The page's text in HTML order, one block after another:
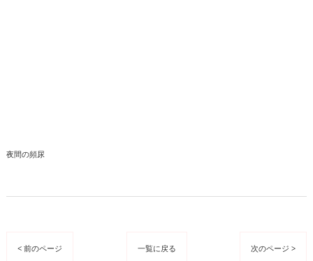
夜間の頻尿
< 前のページ 一覧に戻る 次のページ >